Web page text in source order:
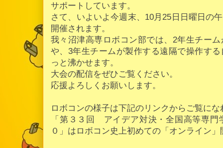
サポートしています。
さて、いよいよ今週末、10月25日日曜日の
開催されます。
我々沼津高専ロボコン部では、2年生チー
や、3年生チームが製作する遠隔で操作す
っと沸かせます。
大会の配信をぜひご覧ください。
応援よろしくお願いします。
ロボコンの様子は下記のリンクからご覧にな
「第３３回 アイデア対決・全国高等専門
０」はロボコン史上初めての「オンライン」